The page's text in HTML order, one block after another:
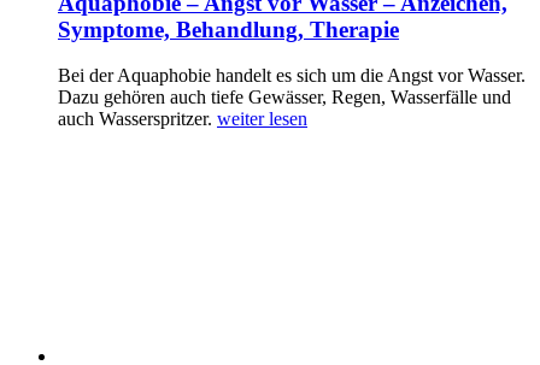
Symptome, Behandlung, Therapie
Bei der Aquaphobie handelt es sich um die Angst vor Wasser.
Dazu gehören auch tiefe Gewässer, Regen, Wasserfälle und
auch Wasserspritzer. weiter lesen